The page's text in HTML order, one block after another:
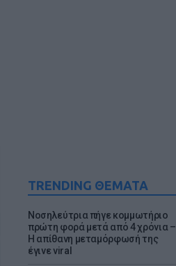
TRENDING ΘΕΜΑΤΑ
Νοσηλεύτρια πήγε κομμωτήριο
πρώτη φορά μετά από 4 χρόνια –
Η απίθανη μεταμόρφωσή της
έγινε viral